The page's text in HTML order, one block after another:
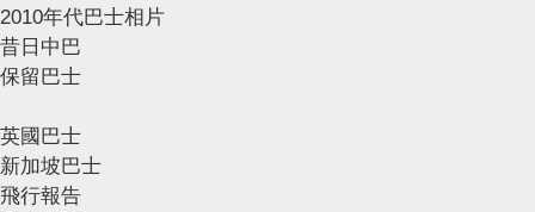
2010年代巴士相片
昔日中巴
保留巴士
英國巴士
新加坡巴士
飛行報告